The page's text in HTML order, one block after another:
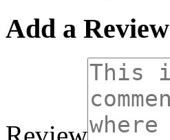
Add a Review